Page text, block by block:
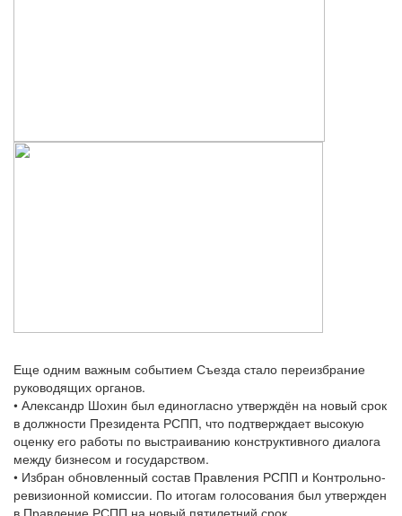
Еще одним важным событием Съезда стало переизбрание
руководящих органов.
• Александр Шохин был единогласно утверждён на новый срок
в должности Президента РСПП, что подтверждает высокую
оценку его работы по выстраиванию конструктивного диалога
между бизнесом и государством.
• Избран обновленный состав Правления РСПП и Контрольно-
ревизионной комиссии. По итогам голосования был утвержден
в Правление РСПП на новый пятилетний срок.